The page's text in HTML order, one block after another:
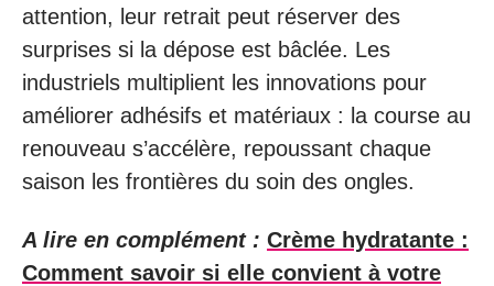
attention, leur retrait peut réserver des
surprises si la dépose est bâclée. Les
industriels multiplient les innovations pour
améliorer adhésifs et matériaux : la course au
renouveau s’accélère, repoussant chaque
saison les frontières du soin des ongles.
A lire en complément : Crème hydratante :
Comment savoir si elle convient à votre